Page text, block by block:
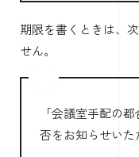
期限を書くときは、
せん。
「会議室手配の
否をお知らせいた